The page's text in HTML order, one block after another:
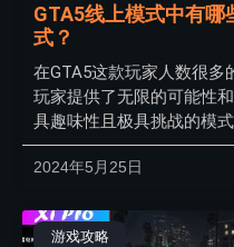
GTA5线上模式中有
式？
在GTA5这款玩家人数很多
玩家提供了无限的可能性
具趣味性且极具挑战的模
2024年5月25日
游戏攻略